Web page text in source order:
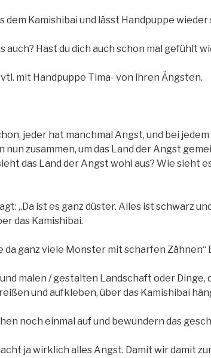
dem Kamishibai und lässt Handpuppe
auch? Hast du dich auch schon mal gefühlt
mit Handpuppe Tima- von ihren Ängsten.
jeder hat manchmal Angst, und bei
nun zusammen, um das Land der Angst
das Land der Angst wohl aus? Wie sieht
„Da ist es ganz düster. Alles ist schwarz
das Kamishibai.
da ganz viele Monster mit scharfen Zähnen“
malen / gestalten Landschaft oder Dinge,
und aufkleben, über das Kamishibai
noch einmal auf und bewundern das
ja wirklich alles Angst. Damit wir damit